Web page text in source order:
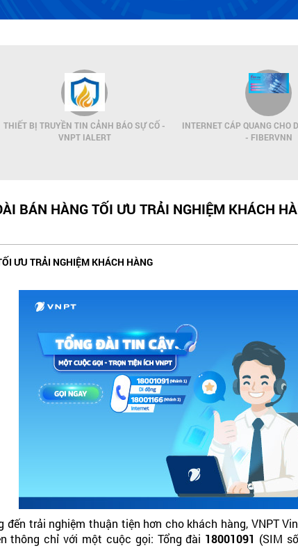
THIẾT BỊ TRUYỀN TIN CẢNH BÁO SỰ CỐ -
VNPT IALERT
INTERNET CÁP QUANG CHO
- FIBERVNN
BÁN HÀNG TỐI ƯU TRẢI NGHIỆM KHÁCH
ƯU TRẢI NGHIỆM KHÁCH HÀNG
trải nghiệm thuận tiện hơn cho khách hàng, VNPT
thông chỉ với một cuộc gọi: Tổng đài 18001091 (SIM